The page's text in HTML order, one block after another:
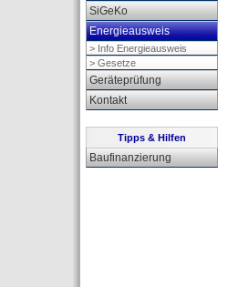
SiGeKo
Energieausweis
> Info Energieausweis
> Gesetze
Geräteprüfung
Kontakt
Tipps & Hilfen
Baufinanzierung